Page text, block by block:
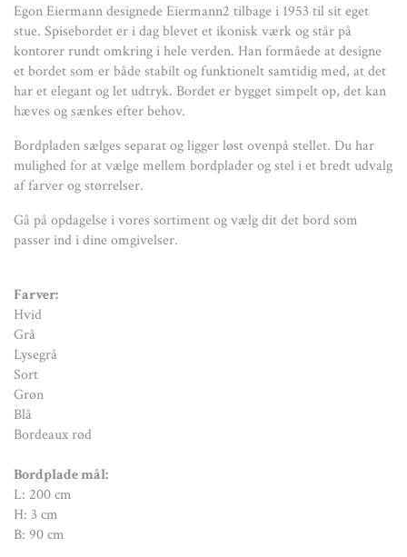
Lysegrå
Sort
Grøn
Blå
Bordeaux rød
Bordplade mål:
L: 200 cm
H: 3 cm
Stel mål:
Gå på opdagelse i vores sortiment og vælg dit det bord som
Egon Eiermann designede Eiermann2 tilbage i 1953 til sit eget
stue. Spisebordet er i dag blevet et ikonisk værk og står på
kontorer rundt omkring i hele verden. Han formåede at designe
et bordet som er både stabilt og funktionelt samtidig med, at det
har et elegant og let udtryk. Bordet er bygget simpelt op, det kan
hæves og sænkes efter behov.
Bordpladen sælges separat og ligger løst ovenpå stellet. Du har
mulighed for at vælge mellem bordplader og stel i et bredt udvalg
af farver og størrelser.
Gå på opdagelse i vores sortiment og vælg dit det bord som
passer ind i dine omgivelser.
Farver:
Hvid
Grå
Lysegrå
Sort
Grøn
Blå
Bordeaux rød
Bordplade mål:
L: 200 cm
H: 3 cm
B: 90 cm